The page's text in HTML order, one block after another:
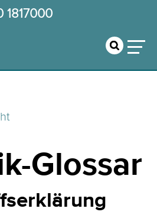
1817000
Glossar